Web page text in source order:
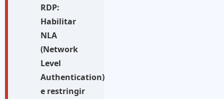
RDP:
Habilitar
NLA
(Network
Level
Authentication)
e restringir